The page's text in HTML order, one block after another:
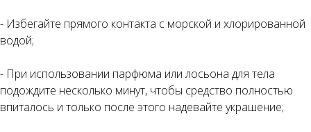
- Избегайте прямого контакта с морской и хлорированной
водой;
- При использовании парфюма или лосьона для тела
подождите несколько минут, чтобы средство полностью
впиталось и только после этого надевайте украшение;
Оплата частями